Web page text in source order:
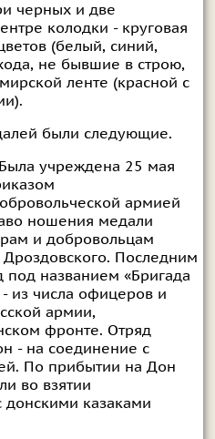
черных и две
колодки - круговая
(белый, синий,
не бывшие в строю,
ленте (красной с
были следующие.
учреждена 25 мая
армией
ношения медали
и добровольцам
Последним
названием «Бригада
из числа офицеров и
армии,
фронте. Отряд
- на соединение с
По прибытии на Дон
во взятии
донскими казаками